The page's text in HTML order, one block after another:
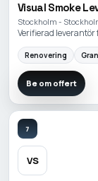
Visual Smoke
Stockholm -
Verifierad leverantör
Renovering
Be om offert
7
VS